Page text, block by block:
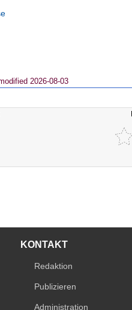
2026-08-03
KONTAKT
Redaktion
Publizieren
Administration